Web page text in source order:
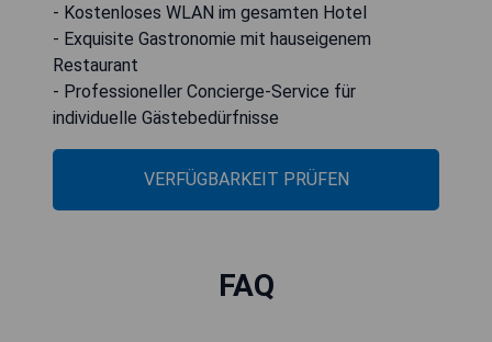
- Kostenloses WLAN im gesamten Hotel
- Exquisite Gastronomie mit hauseigenem
Restaurant
- Professioneller Concierge-Service für
individuelle Gästebedürfnisse
VERFÜGBARKEIT PRÜFEN
FAQ